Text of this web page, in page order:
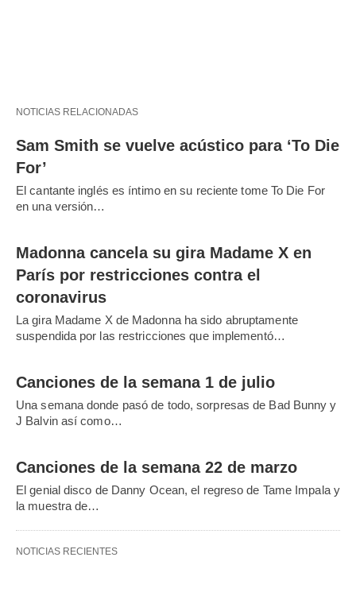
NOTICIAS RELACIONADAS
Sam Smith se vuelve acústico para ‘To Die
For’
El cantante inglés es íntimo en su reciente tome To Die For
en una versión…
Madonna cancela su gira Madame X en
París por restricciones contra el
coronavirus
La gira Madame X de Madonna ha sido abruptamente
suspendida por las restricciones que implementó…
Canciones de la semana 1 de julio
Una semana donde pasó de todo, sorpresas de Bad Bunny y
J Balvin así como…
Canciones de la semana 22 de marzo
El genial disco de Danny Ocean, el regreso de Tame Impala y
la muestra de…
NOTICIAS RECIENTES